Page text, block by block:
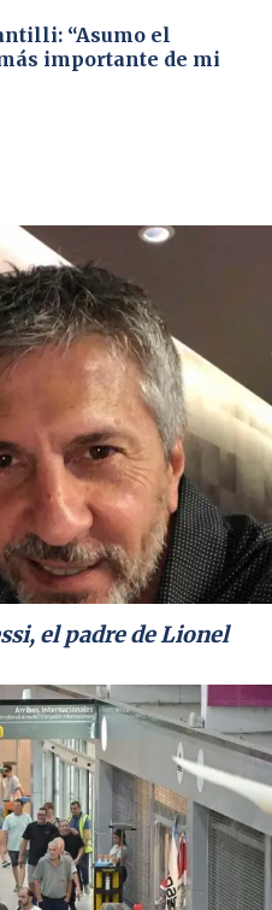
“Asumo el
importante de mi
el padre de Lionel